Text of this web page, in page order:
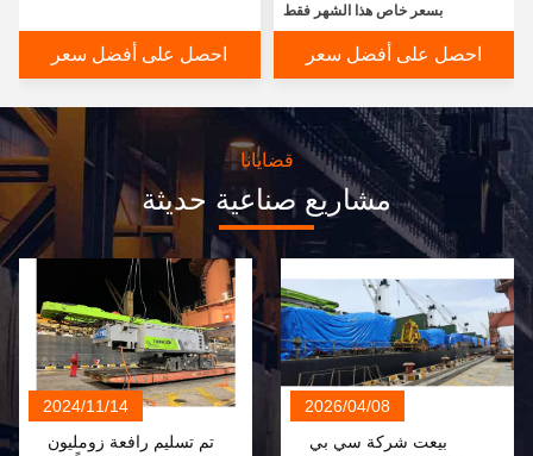
احصل على أفضل سعر
بسعر خاص هذا الشهر فقط
احصل على أفضل سعر
قضايانا
مشاريع صناعية حديثة
2026/04/08
بيعت شركة سي بي
2024/11/14
تم تسليم رافعة زومليون